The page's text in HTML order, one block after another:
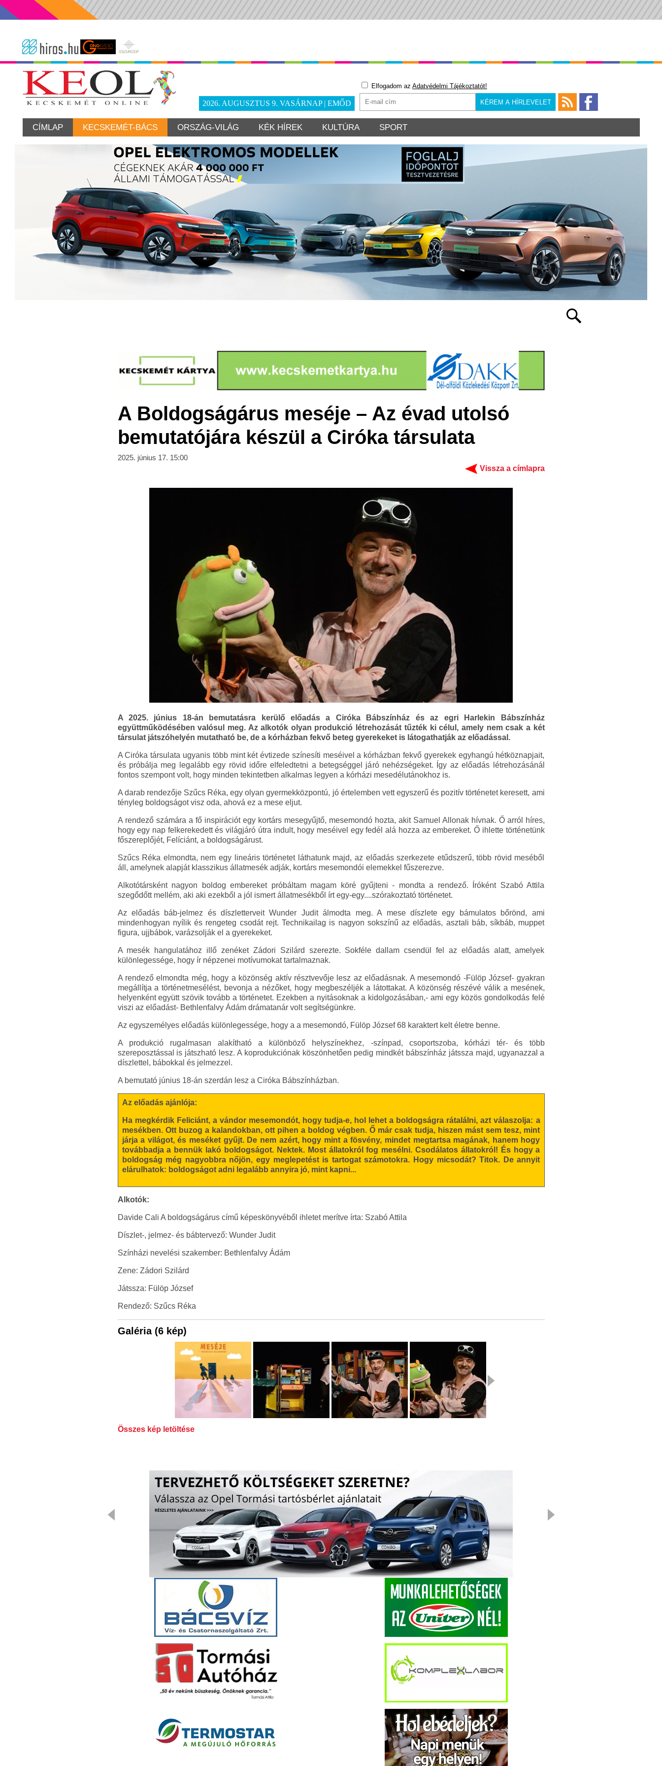
2026. AUGUSZTUS 9. VASÁRNAP | EMŐD
Elfogadom az Adatvédelmi Tájékoztatót!
CÍMLAP KECSKEMÉT-BÁCS ORSZÁG-VILÁG KÉK HÍREK KULTÚRA SPORT
A Boldogságárus meséje – Az évad utolsó
bemutatójára készül a Ciróka társulata
2025. június 17. 15:00
Vissza a címlapra
A 2025. június 18-án bemutatásra kerülő előadás a Ciróka Bábszínház és az egri Harlekin Bábszínház
együttműködésében valósul meg. Az alkotók olyan produkció létrehozását tűzték ki célul, amely nem csak a két
társulat játszóhelyén mutatható be, de a kórházban fekvő beteg gyerekeket is látogathatják az előadással.
A Ciróka társulata ugyanis több mint két évtizede színesíti meséivel a kórházban fekvő gyerekek egyhangú hétköznapjait,
és próbálja meg legalább egy rövid időre elfeledtetni a betegséggel járó nehézségeket. Így az előadás létrehozásánál
fontos szempont volt, hogy minden tekintetben alkalmas legyen a kórházi mesedélutánokhoz is.
A darab rendezője Szűcs Réka, egy olyan gyermekközpontú, jó értelemben vett egyszerű és pozitív történetet keresett, ami
tényleg boldogságot visz oda, ahová ez a mese eljut.
A rendező számára a fő inspirációt egy kortárs mesegyűjtő, mesemondó hozta, akit Samuel Allonak hívnak. Ő arról híres,
hogy egy nap felkerekedett és világjáró útra indult, hogy meséivel egy fedél alá hozza az embereket. Ő ihlette történetünk
főszereplőjét, Felíciánt, a boldogságárust.
Szűcs Réka elmondta, nem egy lineáris történetet láthatunk majd, az előadás szerkezete etűdszerű, több rövid meséből
áll, amelynek alapját klasszikus állatmesék adják, kortárs mesemondói elemekkel fűszerezve.
Alkotótársként nagyon boldog embereket próbáltam magam köré gyűjteni - mondta a rendező. Íróként Szabó Attila
szegődőtt mellém, aki aki ezekből a jól ismert állatmesékből írt egy-egy....szórakoztató történetet.
Az előadás báb-jelmez és díszletterveit Wunder Judit álmodta meg. A mese díszlete egy bámulatos bőrönd, ami
mindenhogyan nyílik és rengeteg csodát rejt. Technikailag is nagyon sokszínű az előadás, asztali báb, síkbáb, muppet
figura, ujjbábok, varázsolják el a gyerekeket.
A mesék hangulatához illő zenéket Zádori Szilárd szerezte. Sokféle dallam csendül fel az előadás alatt, amelyek
különlegessége, hogy ír népzenei motívumokat tartalmaznak.
A rendező elmondta még, hogy a közönség aktív résztvevője lesz az előadásnak. A mesemondó -Fülöp József- gyakran
megállítja a történetmesélést, bevonja a nézőket, hogy megbeszéljék a látottakat. A közönség részévé válik a mesének,
helyenként együtt szövik tovább a történetet. Ezekben a nyitásoknak a kidolgozásában,- ami egy közös gondolkodás felé
viszi az előadást- Bethlenfalvy Ádám drámatanár volt segítségünkre.
Az egyszemélyes előadás különlegessége, hogy a a mesemondó, Fülöp József 68 karaktert kelt életre benne.
A produkció rugalmasan alakítható a különböző helyszínekhez, -színpad, csoportszoba, kórházi tér- és több
szereposztással is játszható lesz. A koprodukciónak köszönhetően pedig mindkét bábszínház játssza majd, ugyanazzal a
díszlettel, bábokkal és jelmezzel.
A bemutató június 18-án szerdán lesz a Ciróka Bábszínházban.
Az előadás ajánlója:
Ha megkérdik Feliciánt, a vándor mesemondót, hogy tudja-e, hol lehet a boldogságra rátalálni, azt válaszolja: a
mesékben. Ott buzog a kalandokban, ott pihen a boldog végben. Ő már csak tudja, hiszen mást sem tesz, mint
járja a világot, és meséket gyűjt. De nem azért, hogy mint a fösvény, mindet megtartsa magának, hanem hogy
továbbadja a bennük lakó boldogságot. Nektek. Most állatokról fog mesélni. Csodálatos állatokról! És hogy a
boldogság még nagyobbra nőjön, egy meglepetést is tartogat számotokra. Hogy micsodát? Titok. De annyit
elárulhatok: boldogságot adni legalább annyira jó, mint kapni...
Alkotók:
Davide Cali A boldogságárus című képeskönyvéből ihletet merítve írta: Szabó Attila
Díszlet-, jelmez- és bábtervező: Wunder Judit
Színházi nevelési szakember: Bethlenfalvy Ádám
Zene: Zádori Szilárd
Játssza: Fülöp József
Rendező: Szűcs Réka
Galéria (6 kép)
Összes kép letöltése